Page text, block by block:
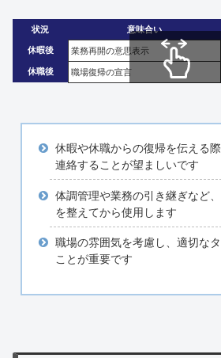
状況 意味合い
休暇後 業務再開の意思表示
休職後 職場復帰の宣言
休暇や休職からの復帰を伝える
連絡することが望ましいです
体調管理や業務の引き継ぎなど
を整えてから使用します
職場の雰囲気を考慮し、適切な
ことが重要です